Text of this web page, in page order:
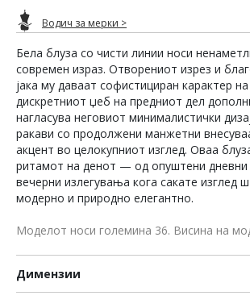
Бела блуза со чисти линии носи
современ израз. Отворениот изрез и
јака му даваат софистициран карактер
дискретниот џеб на предниот дел
нагласува неговиот минималистички
ракави со продолжени манжетни
акцент во целокупниот изглед. Оваа
ритамот на денот — од опуштени
вечерни излегувања кога сакате изглед
модерно и природно елегантно.
Моделот носи големина 36. Висина на
Димензии
Водич за мерки >